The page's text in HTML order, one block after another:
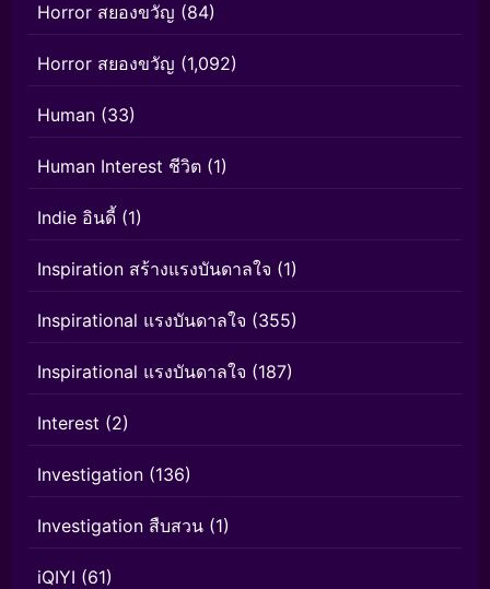
Horror สยองขวัญ (84)
Horror สยองขวัญ (1,092)
Human (33)
Human Interest ชีวิต (1)
Indie อินดี้ (1)
Inspiration สร้างแรงบันดาลใจ (1)
Inspirational แรงบันดาลใจ (355)
Inspirational แรงบันดาลใจ (187)
Interest (2)
Investigation (136)
Investigation สืบสวน (1)
iQIYI (61)